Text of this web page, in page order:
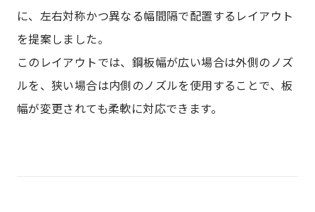
に、左右対称かつ異なる幅間隔で配置するレイアウト
を提案しました。
このレイアウトでは、鋼板幅が広い場合は外側のノズ
ルを、狭い場合は内側のノズルを使用することで、板
幅が変更されても柔軟に対応できます。